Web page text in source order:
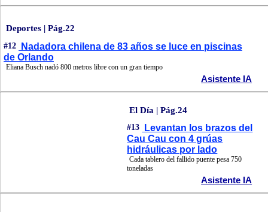
Deportes | Pág.22
#12
Nadadora chilena de 83 años se luce en piscinas
de Orlando
Eliana Busch nadó 800 metros libre con un gran tiempo
Asistente IA
El Día | Pág.24
#13
Levantan los brazos del
Cau Cau con 4 grúas
hidráulicas por lado
Cada tablero del fallido puente pesa 750
toneladas
Asistente IA